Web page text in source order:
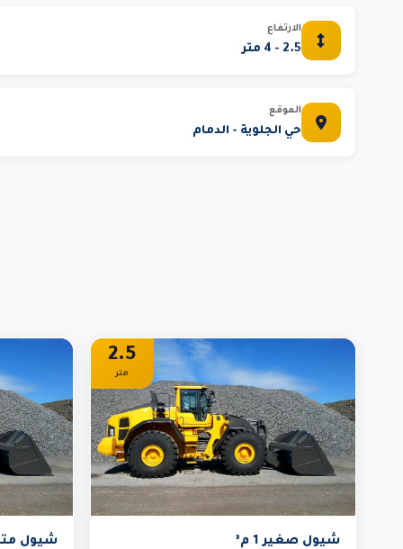
الارتفاع
2.5 - 4 متر
الموقع
حي الجلوية - الدمام
2.5
متر
شيول صغير 1 م³ شيول